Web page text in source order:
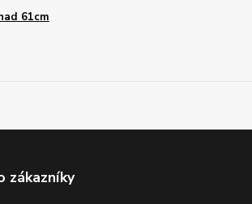
61cm
zákazníky